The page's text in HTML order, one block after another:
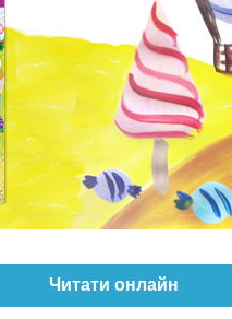
Читати онлайн